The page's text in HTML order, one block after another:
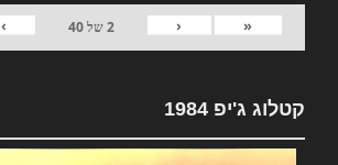
«
‹
2של40
›
קטלוג ג'יפ 1984